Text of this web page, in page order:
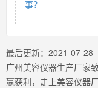
事？
最后更新： 2021-07-28
广州美容仪器生产厂家
赢获利，走上美容仪器